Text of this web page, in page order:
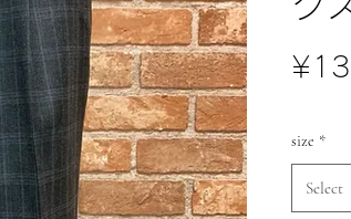
size *
Select